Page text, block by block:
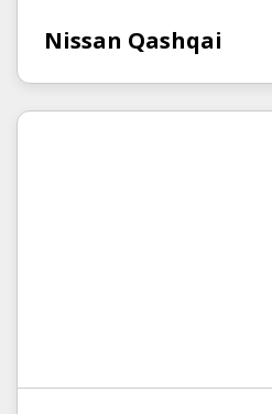
Nissan Qashqai